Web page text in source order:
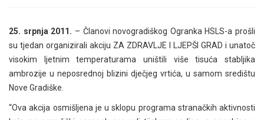
25. srpnja 2011. – Članovi novogradiškog Ogranka HSLS-a prošli
su tjedan organizirali akciju ZA ZDRAVLJE I LJEPŠI GRAD i unatoč
visokim ljetnim temperaturama uništili više tisuća stabljika
ambrozije u neposrednoj blizini dječjeg vrtića, u samom središtu
Nove Gradiške.
“Ova akcija osmišljena je u sklopu programa stranačkih aktivnosti